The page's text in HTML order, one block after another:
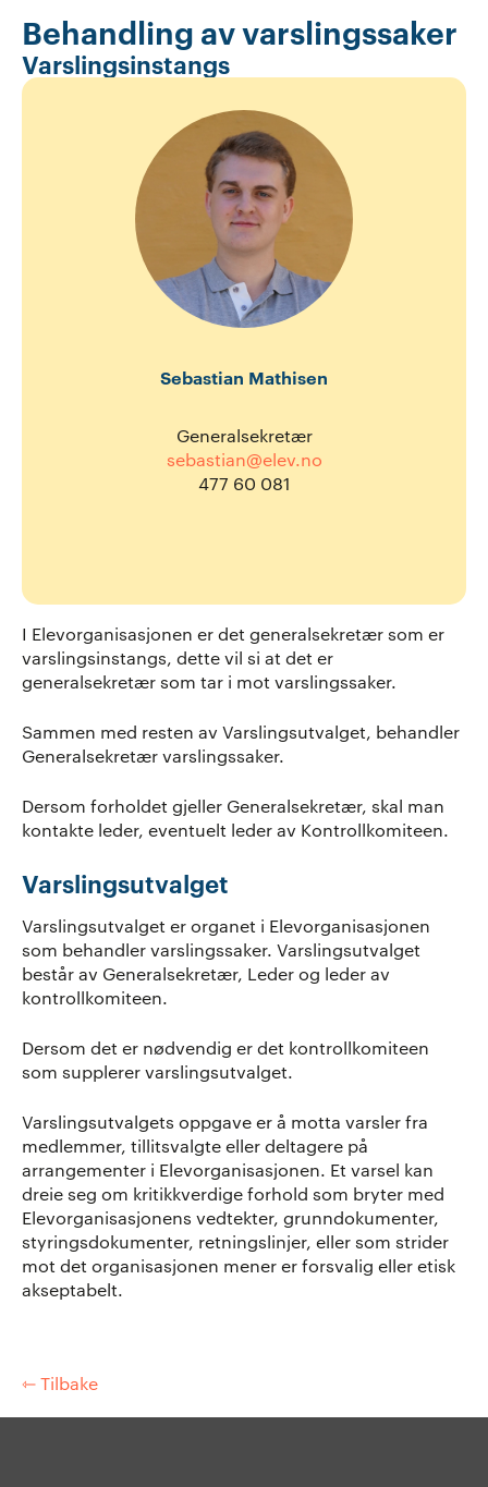
Behandling av varslingssaker
Varslingsinstangs
Sebastian Mathisen
Generalsekretær
sebastian@elev.no
477 60 081
I Elevorganisasjonen er det generalsekretær som er
varslingsinstangs, dette vil si at det er
generalsekretær som tar i mot varslingssaker.
Sammen med resten av Varslingsutvalget, behandler
Generalsekretær varslingssaker.
Dersom forholdet gjeller Generalsekretær, skal man
kontakte leder, eventuelt leder av Kontrollkomiteen.
Varslingsutvalget
Varslingsutvalget er organet i Elevorganisasjonen
som behandler varslingssaker. Varslingsutvalget
består av Generalsekretær, Leder og leder av
kontrollkomiteen.
Dersom det er nødvendig er det kontrollkomiteen
som supplerer varslingsutvalget.
Varslingsutvalgets oppgave er å motta varsler fra
medlemmer, tillitsvalgte eller deltagere på
arrangementer i Elevorganisasjonen. Et varsel kan
dreie seg om kritikkverdige forhold som bryter med
Elevorganisasjonens vedtekter, grunndokumenter,
styringsdokumenter, retningslinjer, eller som strider
mot det organisasjonen mener er forsvalig eller etisk
akseptabelt.
⇽ Tilbake